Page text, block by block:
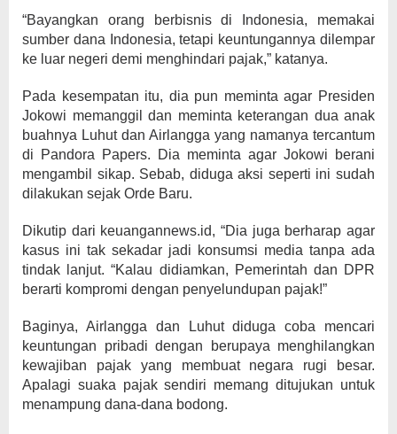
“Bayangkan orang berbisnis di Indonesia, memakai
sumber dana Indonesia, tetapi keuntungannya dilempar
ke luar negeri demi menghindari pajak,” katanya.
Pada kesempatan itu, dia pun meminta agar Presiden
Jokowi memanggil dan meminta keterangan dua anak
buahnya Luhut dan Airlangga yang namanya tercantum
di Pandora Papers. Dia meminta agar Jokowi berani
mengambil sikap. Sebab, diduga aksi seperti ini sudah
dilakukan sejak Orde Baru.
Dikutip dari keuangannews.id, “Dia juga berharap agar
kasus ini tak sekadar jadi konsumsi media tanpa ada
tindak lanjut. “Kalau didiamkan, Pemerintah dan DPR
berarti kompromi dengan penyelundupan pajak!”
Baginya, Airlangga dan Luhut diduga coba mencari
keuntungan pribadi dengan berupaya menghilangkan
kewajiban pajak yang membuat negara rugi besar.
Apalagi suaka pajak sendiri memang ditujukan untuk
menampung dana-dana bodong.